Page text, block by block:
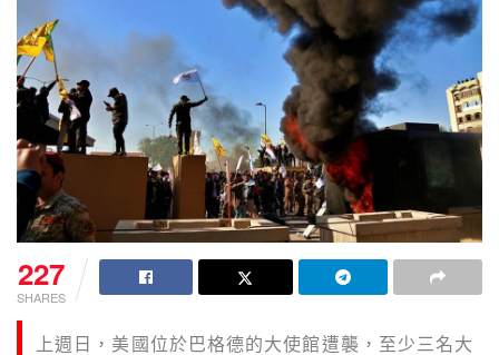
227
SHARES
上週日，美國位於巴格德的大使館遭襲，至少三名大